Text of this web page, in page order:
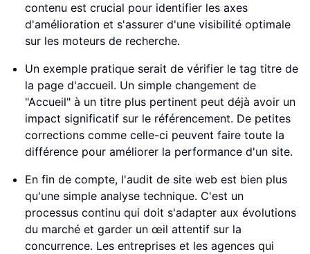
contenu est crucial pour identifier les axes
d'amélioration et s'assurer d'une visibilité optimale
sur les moteurs de recherche.
Un exemple pratique serait de vérifier le tag titre de
la page d'accueil. Un simple changement de
"Accueil" à un titre plus pertinent peut déjà avoir un
impact significatif sur le référencement. De petites
corrections comme celle-ci peuvent faire toute la
différence pour améliorer la performance d'un site.
En fin de compte, l'audit de site web est bien plus
qu'une simple analyse technique. C'est un
processus continu qui doit s'adapter aux évolutions
du marché et garder un œil attentif sur la
concurrence. Les entreprises et les agences qui